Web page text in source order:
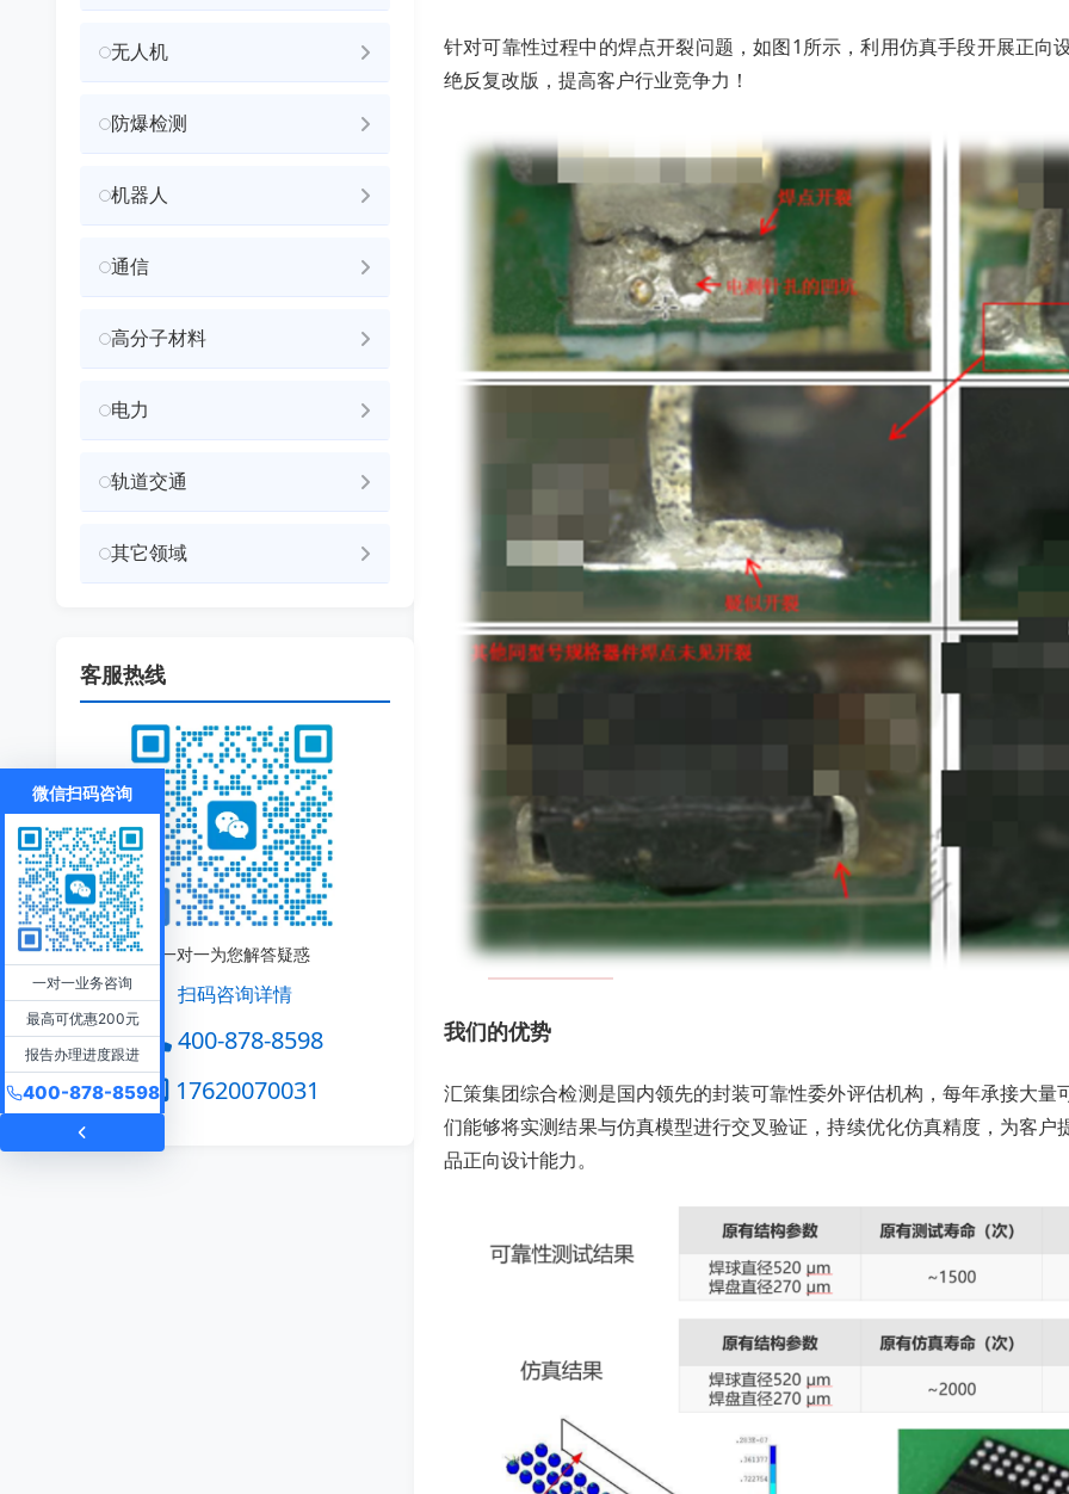
针对可靠性过程中的焊点开裂问题，如图1所示，利用仿真手段开展正
绝反复改版，提高客户行业竞争力！
我们的优势
汇策集团综合检测是国内领先的封装可靠性委外评估机构，每年承接大
们能够将实测结果与仿真模型进行交叉验证，持续优化仿真精度，为客
品正向设计能力。
无人机
防爆检测
机器人
通信
高分子材料
电力
轨道交通
其它领域
客服热线
一对一为您解答疑惑
扫码咨询详情
400-878-8598
17620070031
微信扫码咨询
一对一业务咨询
最高可优惠200元
报告办理进度跟进
400-878-8598